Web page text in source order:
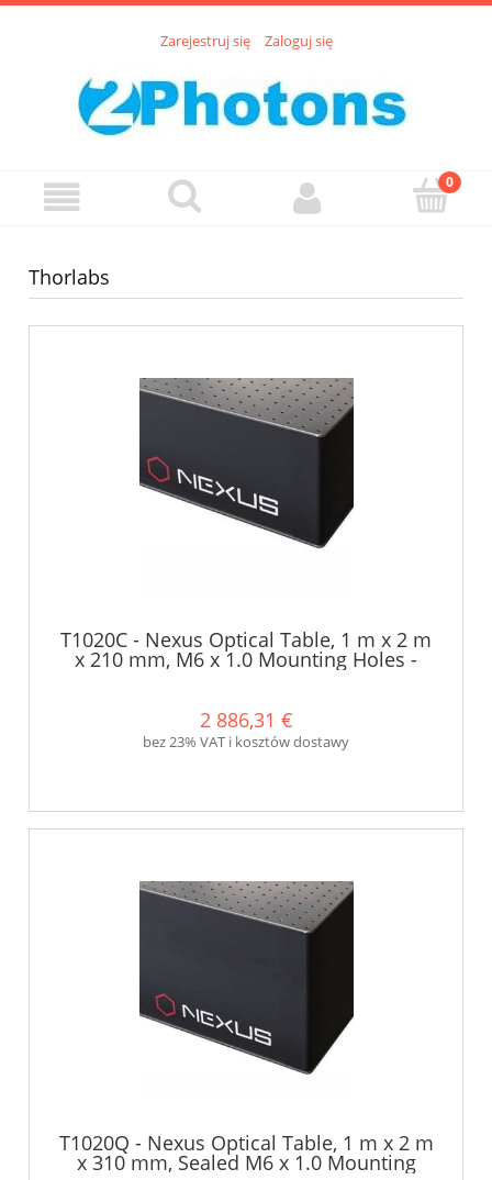
Zarejestruj się Zaloguj się
Thorlabs
T1020C - Nexus Optical Table, 1 m x 2 m
x 210 mm, M6 x 1.0 Mounting Holes -
2 886,31 €
bez 23% VAT i kosztów dostawy
T1020Q - Nexus Optical Table, 1 m x 2 m
x 310 mm, Sealed M6 x 1.0 Mounting